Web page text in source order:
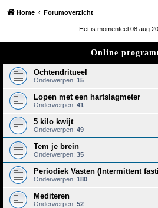
Home Forumoverzicht
Het is momenteel 08 aug
Online
Ochtendritueel
Onderwerpen: 15
Lopen met een hartslagmeter
Onderwerpen: 41
5 kilo kwijt
Onderwerpen: 49
Tem je brein
Onderwerpen: 35
Periodiek Vasten (Intermittent
Onderwerpen: 180
Mediteren
Onderwerpen: 52